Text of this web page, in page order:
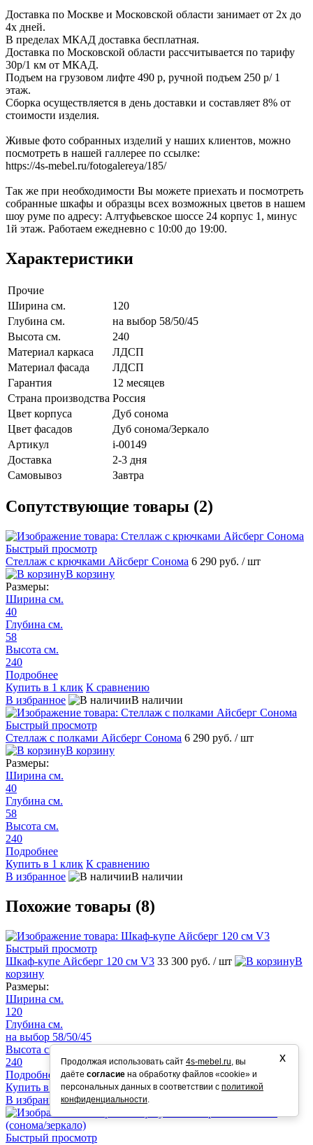
Доставка по Москве и Московской области занимает от 2х до
4х дней.
В пределах МКАД доставка бесплатная.
Доставка по Московской области рассчитывается по тарифу
30р/1 км от МКАД.
Подъем на грузовом лифте 490 р, ручной подъем 250 р/ 1
этаж.
Сборка осуществляется в день доставки и составляет 8% от
стоимости изделия.
Живые фото собранных изделий у наших клиентов, можно
посмотреть в нашей галлерее по ссылке:
https://4s-mebel.ru/fotogalereya/185/
Так же при необходимости Вы можете приехать и посмотреть
собранные шкафы и образцы всех возможных цветов в нашем
шоу руме по адресу: Алтуфьевское шоссе 24 корпус 1, минус
1й этаж. Работаем ежедневно с 10:00 до 19:00.
Характеристики
Прочие
Ширина см.
120
Глубина см.
на выбор 58/50/45
Высота см.
240
Материал каркаса
ЛДСП
Материал фасада
ЛДСП
Гарантия
12 месяцев
Страна производства Россия
Цвет корпуса
Дуб сонома
Цвет фасадов
Дуб сонома/Зеркало
Артикул
i-00149
Доставка
2-3 дня
Самовывоз
Завтра
Сопутствующие товары (2)
Быстрый просмотр
Стеллаж с крючками Айсберг Сонома 6 290 руб. / шт
В корзину
Размеры:
Ширина см.
40
Глубина см.
58
Высота см.
240
Подробнее
Купить в 1 клик К сравнению
В избранное
В наличии
Быстрый просмотр
Стеллаж с полками Айсберг Сонома 6 290 руб. / шт
В корзину
Размеры:
Ширина см.
40
Глубина см.
58
Высота см.
240
Подробнее
Купить в 1 клик К сравнению
В избранное
В наличии
Похожие товары (8)
Быстрый просмотр
Шкаф-купе Айсберг 120 см V3 33 300 руб. / шт
В
корзину
Размеры:
Ширина см.
120
Глубина см.
на выбор 58/50/45
Высота см.
240
Подробнее
Купить в 1 клик К сравнению
В избранное
В наличии
Быстрый просмотр
Продолжая использовать сайт 4s-mebel.ru, вы
даёте согласие на обработку файлов «cookie» и
персональных данных в соответствии с политикой
конфиденциальности.
х